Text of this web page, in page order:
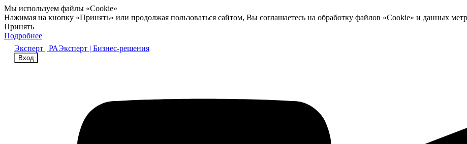
Мы используем файлы «Cookie»
Нажимая на кнопку «Принять» или продолжая пользоваться сайтом, Вы соглашаетесь на обработку файлов «Cookie» и данных
Принять
Подробнее
Эксперт | РАЭксперт | Бизнес-решения
Вход